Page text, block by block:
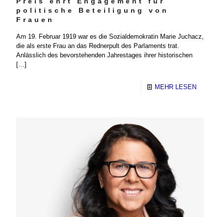
politische Beteiligung von
Frauen
Am 19. Februar 1919 war es die Sozialdemokratin Marie Juchacz,
die als erste Frau an das Rednerpult des Parlaments trat.
Anlässlich des bevorstehenden Jahrestages ihrer historischen
[…]
MEHR LESEN